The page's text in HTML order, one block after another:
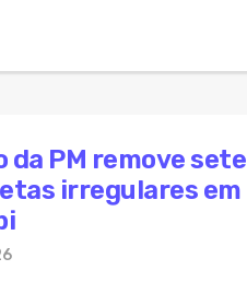
da PM remove sete
irregulares em